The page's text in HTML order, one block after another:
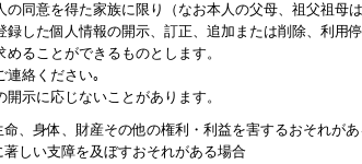
同意を得た家族に限り（なお本人の父母、祖父祖母
録した個人情報の開示、訂正、追加または削除、利用停
ることができるものとします。
連絡ください｡
示に応じないことがあります。
命、身体、財産その他の権利・利益を害するおそれが
著しい支障を及ぼすおそれがある場合